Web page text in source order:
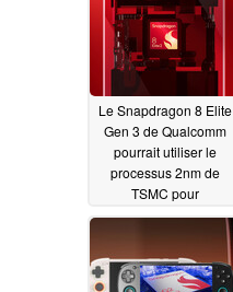
Le Snapdragon 8 Elite
Gen 3 de Qualcomm
pourrait utiliser le
processus 2nm de
TSMC pour
correspondre à l'A20